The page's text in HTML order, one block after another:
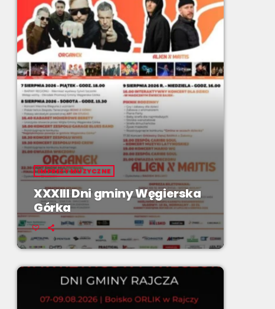
IMPREZY MUZYCZNE
XXXIII Dni gminy Węgierska
Górka